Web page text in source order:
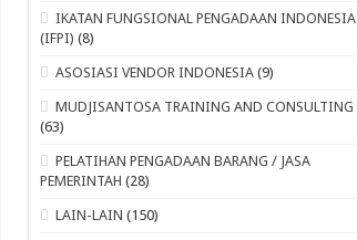
IKATAN FUNGSIONAL PENGADAAN INDONESIA
(IFPI) (8)
ASOSIASI VENDOR INDONESIA (9)
MUDJISANTOSA TRAINING AND CONSULTING
(63)
PELATIHAN PENGADAAN BARANG / JASA
PEMERINTAH (28)
LAIN-LAIN (150)